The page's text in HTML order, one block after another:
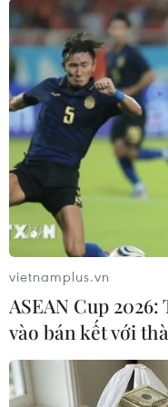
#Tây Ban Nha #Bác
#Khí quản
Tây
Theo dõi VietnamPlus
TIN CÙNG
Cuộc tìm kiếm và
tim lỗi '
vietnamplus.vn
ASEAN Cup
vào bán kết với